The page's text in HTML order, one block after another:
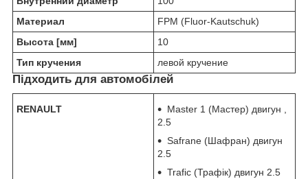
Материал
FPM (Fluor-Kautschuk)
Высота [мм]
10
Тип кручения
левой кручение
Підходить для автомобілей
RENAULT
Master 1 (Мастер) двигун ,
2.5
Safrane (Шафран) двигун
2.5
Trafic (Трафік) двигун 2.5